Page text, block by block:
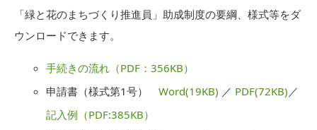
「緑と花のまちづくり推進員」助成制度の要綱、様式等をダ
ウンロードできます。
手続きの流れ（PDF：356KB）
申請書（様式第1号） Word(19KB) ／ PDF(72KB)／
記入例（PDF:385KB）